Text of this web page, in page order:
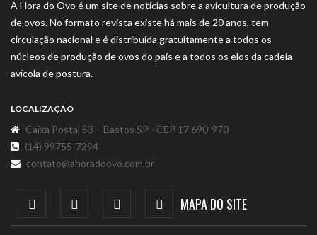
A Hora do Ovo é um site de notícias sobre a avicultura de produção
de ovos. No formato revista existe há mais de 20 anos, tem
circulação nacional e é distribuída gratuitamente a todos os
núcleos de produção de ovos do país e a todos os elos da cadeia
avícola de postura.
LOCALIZAÇÃO
Caixa Postal 53 – Bastos SP - CEP 17.690-970
(14) 99755-7294
contato@ahoradoovo.com.br
MAPA DO SITE